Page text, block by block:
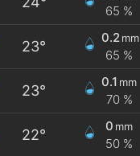
65 %
23°
0.2 mm
65 %
23°
0.1 mm
70 %
22°
0 mm
50 %